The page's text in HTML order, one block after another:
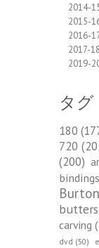
2014-
2015-
2016-
2017-18
2019-
タグ
180
720
(200)
bindings
Burton
butters
carving
dvd (50)